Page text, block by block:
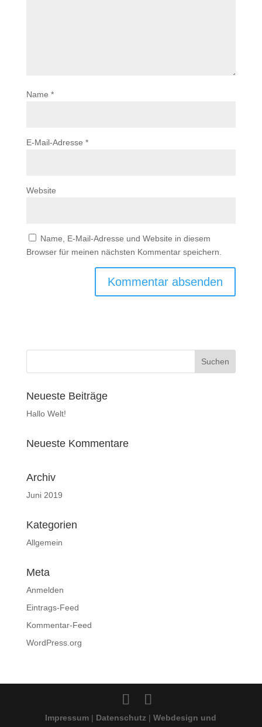
Name *
E-Mail-Adresse *
Website
Name, E-Mail-Adresse und Website in diesem
Browser für meinen nächsten Kommentar speichern.
Neueste Beiträge
Hallo Welt!
Neueste Kommentare
Archiv
Juni 2019
Kategorien
Allgemein
Meta
Anmelden
Eintrags-Feed
Kommentar-Feed
WordPress.org
Impressum | Datenschutz |Webdesign und